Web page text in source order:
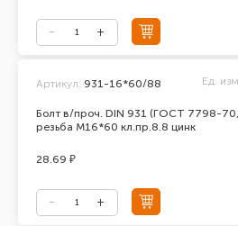
Болт в/проч. DIN 931 (ГОСТ 7798-
резьба М16*60 кл.пр.8.8 цинк
Артикул: 931-16*60/88 Ед.
28.69 ₽